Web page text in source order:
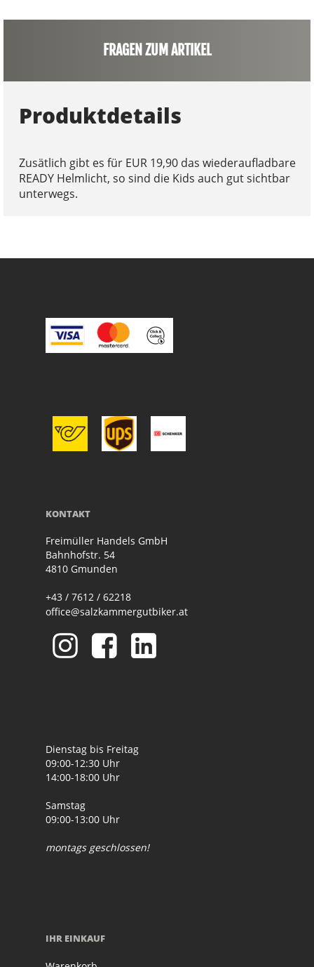
FRAGEN ZUM ARTIKEL
Produktdetails
Zusätlich gibt es für EUR 19,90 das wiederaufladbare
READY Helmlicht, so sind die Kids auch gut sichtbar
unterwegs.
KONTAKT
Freimüller Handels GmbH
Bahnhofstr. 54
4810 Gmunden
+43 / 7612 / 62218
office@salzkammergutbiker.at
Dienstag bis Freitag
09:00-12:30 Uhr
14:00-18:00 Uhr
Samstag
09:00-13:00 Uhr
montags geschlossen!
IHR EINKAUF